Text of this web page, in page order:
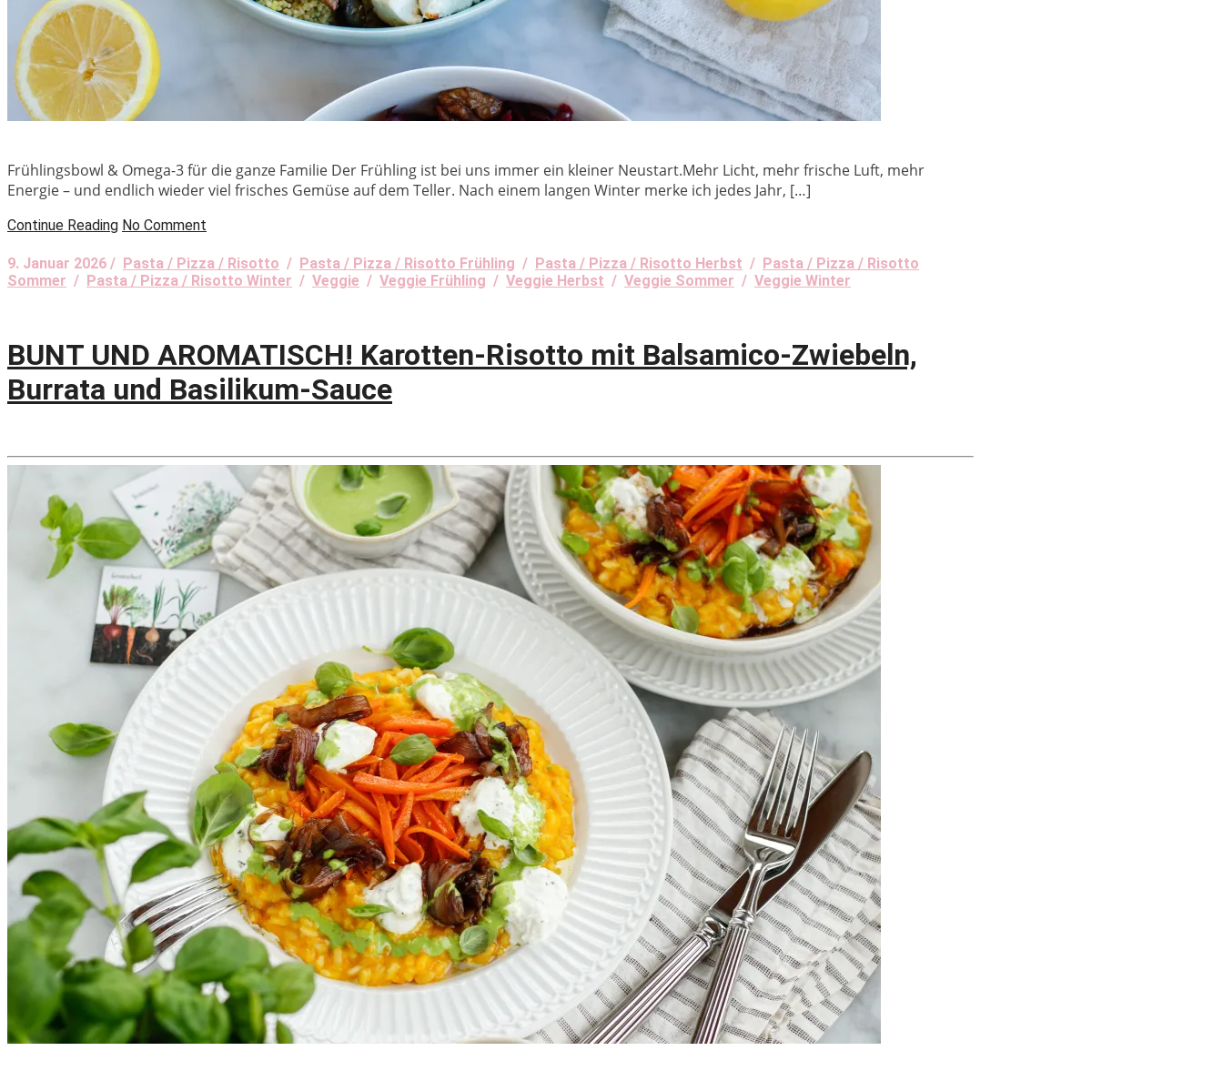
Frühlingsbowl & Omega-3 für die ganze Familie Der Frühling ist bei uns immer ein kleiner Neustart.Mehr Licht, mehr frische Luft, mehr
Energie – und endlich wieder viel frisches Gemüse auf dem Teller. Nach einem langen Winter merke ich jedes Jahr, […]
Continue Reading No Comment
9. Januar 2026 / Pasta / Pizza / Risotto / Pasta / Pizza / Risotto Frühling / Pasta / Pizza / Risotto Herbst / Pasta / Pizza / Risotto
Sommer / Pasta / Pizza / Risotto Winter / Veggie / Veggie Frühling / Veggie Herbst / Veggie Sommer / Veggie Winter
BUNT UND AROMATISCH! Karotten-Risotto mit Balsamico-Zwiebeln,
Burrata und Basilikum-Sauce